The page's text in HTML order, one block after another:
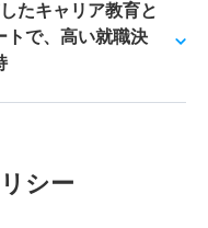
たキャリア教育と
トで、高い就職決
シー